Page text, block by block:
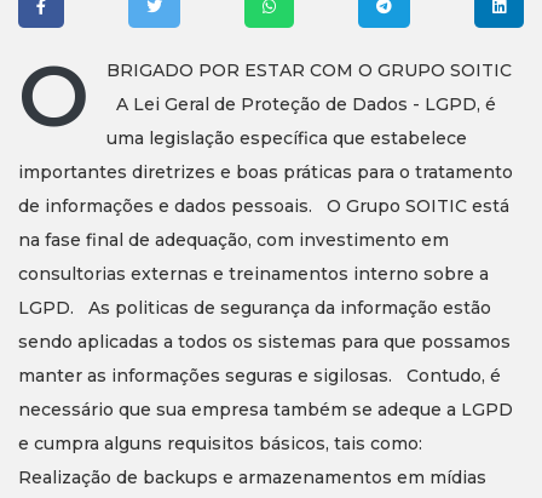
O
BRIGADO POR ESTAR COM O GRUPO SOITIC
A Lei Geral de Proteção de Dados - LGPD, é
uma legislação específica que estabelece
importantes diretrizes e boas práticas para o tratamento
de informações e dados pessoais. O Grupo SOITIC está
na fase final de adequação, com investimento em
consultorias externas e treinamentos interno sobre a
LGPD. As politicas de segurança da informação estão
sendo aplicadas a todos os sistemas para que possamos
manter as informações seguras e sigilosas. Contudo, é
necessário que sua empresa também se adeque a LGPD
e cumpra alguns requisitos básicos, tais como:
Realização de backups e armazenamentos em mídias